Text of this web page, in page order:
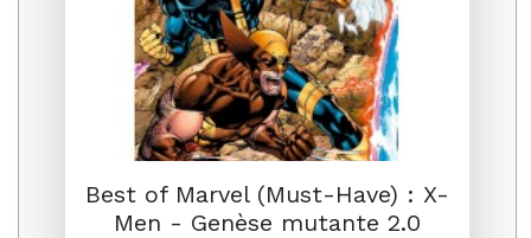
Best of Marvel (Must-Have) : X-
Men - Genèse mutante 2.0